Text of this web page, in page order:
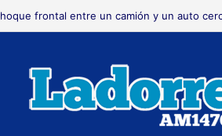
frontal entre un camión y un auto